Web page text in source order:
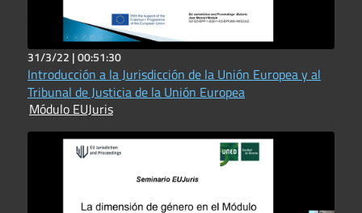
31/3/22 |00:51:30
Introducción a la Jurisdicción de la Unión Europea y al
Tribunal de Justicia de la Unión Europea
Módulo EUJuris